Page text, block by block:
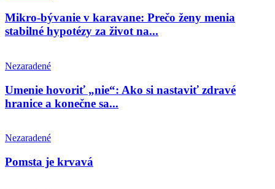
Mikro-bývanie v karavane: Prečo ženy menia
stabilné hypotézy za život na...
Nezaradené
Umenie hovoriť „nie“: Ako si nastaviť zdravé
hranice a konečne sa...
Nezaradené
Pomsta je krvavá